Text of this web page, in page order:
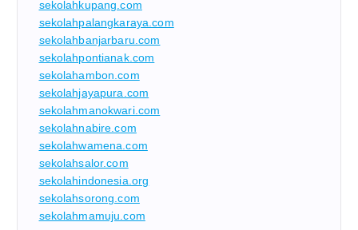
sekolahkupang.com
sekolahpalangkaraya.com
sekolahbanjarbaru.com
sekolahpontianak.com
sekolahambon.com
sekolahjayapura.com
sekolahmanokwari.com
sekolahnabire.com
sekolahwamena.com
sekolahsalor.com
sekolahindonesia.org
sekolahsorong.com
sekolahmamuju.com